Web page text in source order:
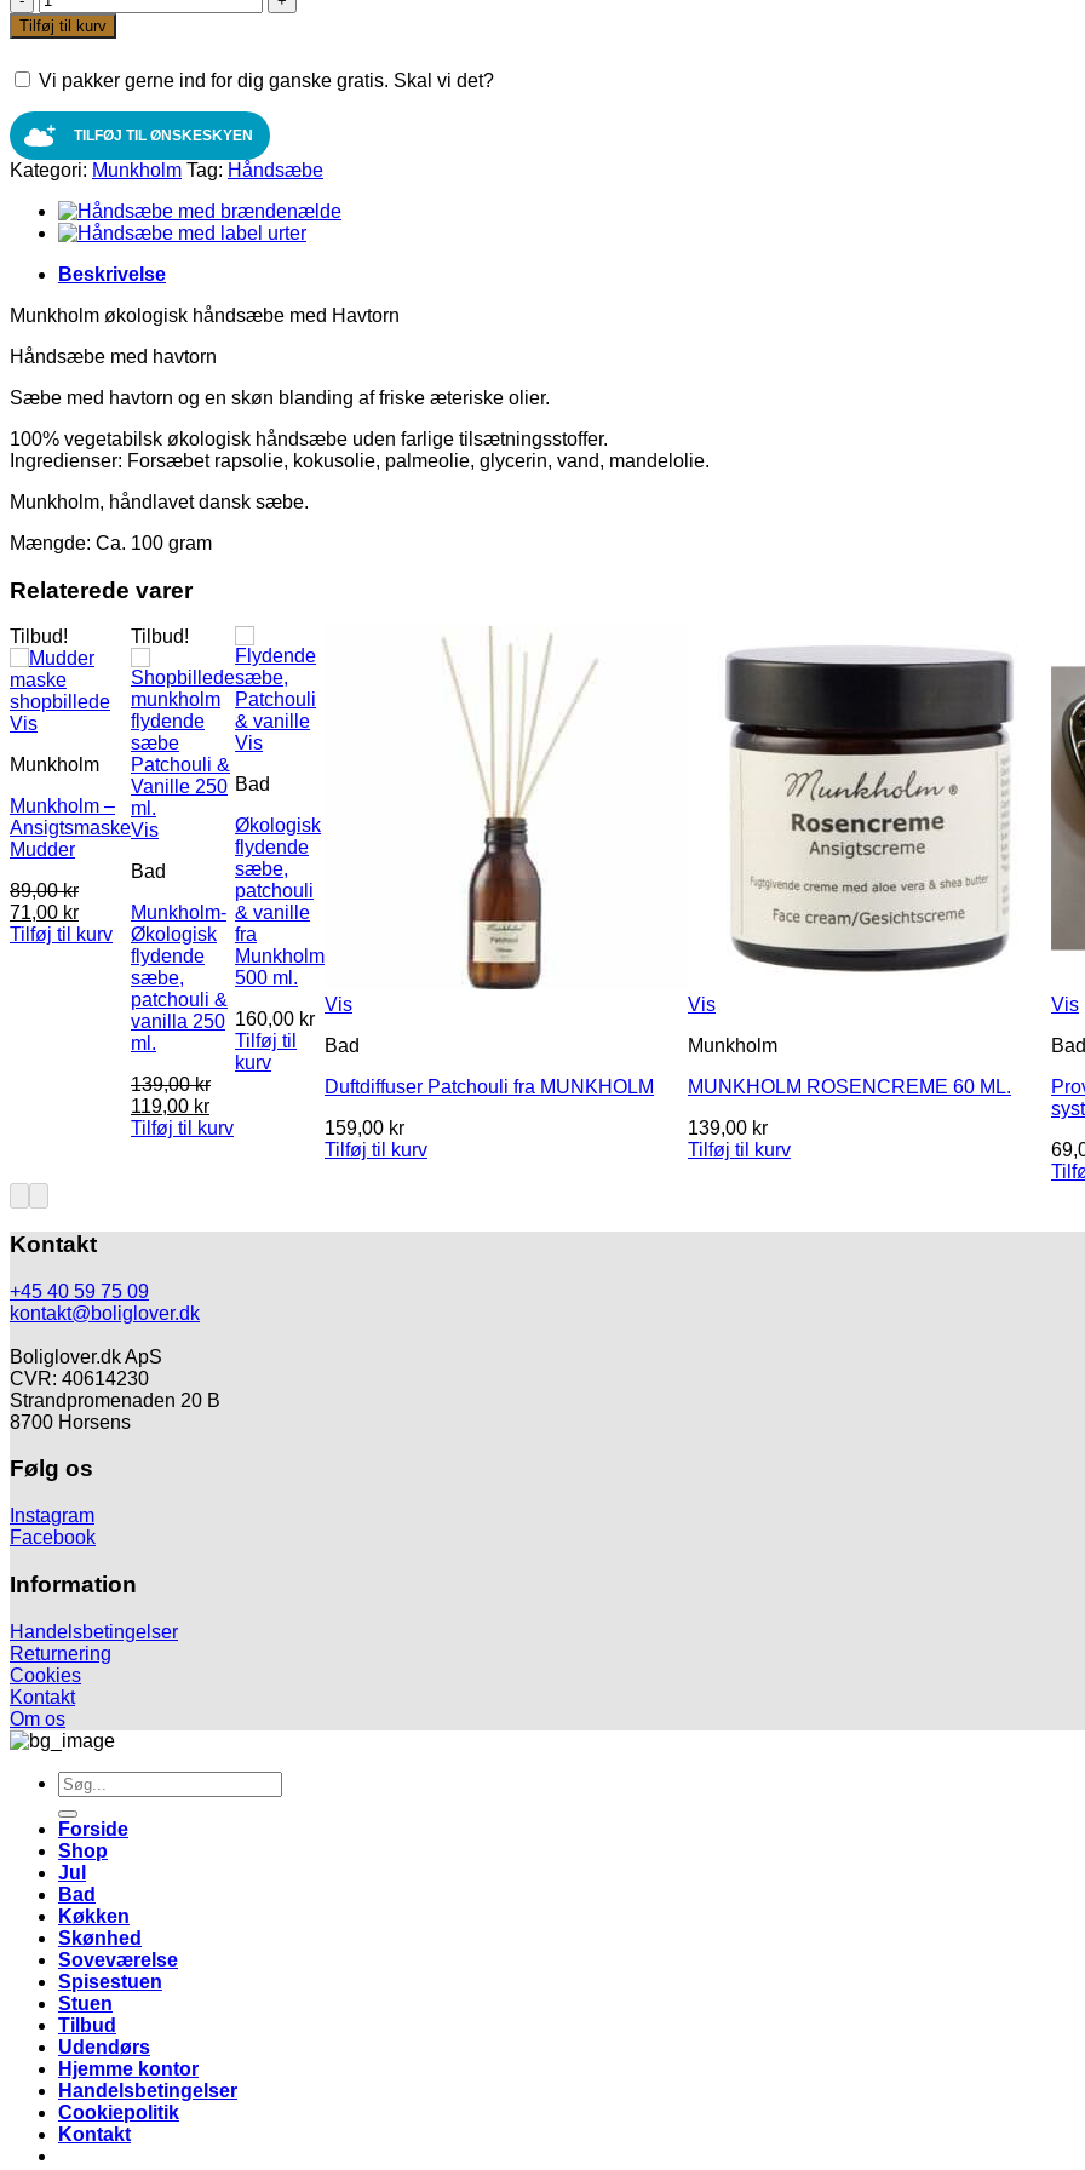
økologisk
håndsæbe
Havtorn
Tilføj til kurv
Vi pakker gerne ind for dig ganske gratis. Skal vi det?
TILFØJ TIL ØNSKESKYEN
Kategori: Munkholm Tag: Håndsæbe
Beskrivelse
Munkholm økologisk håndsæbe med Havtorn
Håndsæbe med havtorn
Sæbe med havtorn og en skøn blanding af friske æteriske olier.
100% vegetabilsk økologisk håndsæbe uden farlige tilsætningsstoffer.
Ingredienser: Forsæbet rapsolie, kokusolie, palmeolie, glycerin, vand, mandelolie.
Munkholm, håndlavet dansk sæbe.
Mængde: Ca. 100 gram
Relaterede varer
Tilbud!
Vis
Munkholm
Munkholm –
Ansigtsmaske
Mudder
89,00kr
Den
oprindelige
71,00 krDen
aktuelle
71,00 kr.
Tilføj til kurv
Tilbud!
Vis
Bad
Munkholm-
Økologisk
flydende
sæbe,
patchouli &
vanilla 250
ml.
139,00kr
Den
oprindelige
119,00 krDen
aktuelle
Tilføj til kurv
Vis
Bad
Økologisk
flydende
sæbe,
patchouli
& vanille
fra
Munkholm
500 ml.
160,00 kr
Tilføj til
kurv
Vis
Bad
Duftdiffuser Patchouli fra MUNKHOLM
159,00 kr
Tilføj til kurv
Vis
Munkholm
MUNKHOLM ROSENCREME 60 ML.
139,00 kr
Tilføj til kurv
Vis
Bad
Kontakt
+45 40 59 75 09
kontakt@boliglover.dk
Boliglover.dk ApS
CVR: 40614230
Strandpromenaden 20 B
8700 Horsens
Følg os
Instagram
Facebook
Information
Handelsbetingelser
Returnering
Cookies
Kontakt
Om os
Søg
efter:
Forside
Shop
Jul
Bad
Køkken
Skønhed
Soveværelse
Spisestuen
Stuen
Tilbud
Udendørs
Hjemme kontor
Handelsbetingelser
Cookiepolitik
Kontakt